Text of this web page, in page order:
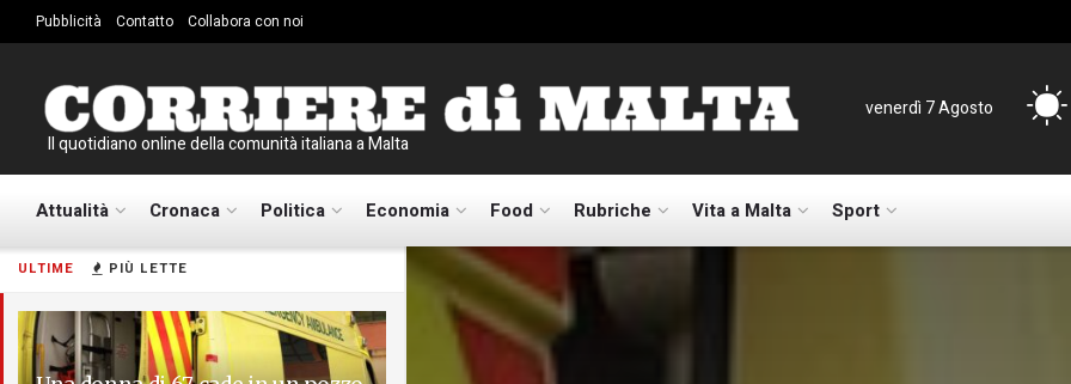
ULTIME PIÙ LETTE
Pubblicità Contatto Collabora con noi
Il quotidiano online della comunità italiana a Malta
venerdì 7 Agosto
Attualità Cronaca Politica Economia Food Rubriche Vita a Malta Sport